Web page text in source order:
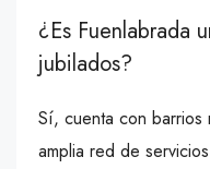
¿Es Fuenlabrada
jubilados?
Sí, cuenta con barrios
amplia red de